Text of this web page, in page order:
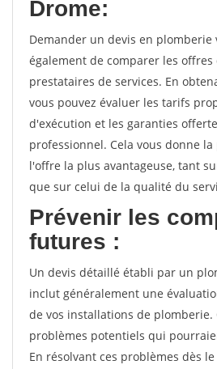
Drome:
Demander un devis en plomberie
également de comparer les
prestataires de services. En
vous pouvez évaluer les tarifs
d'exécution et les garanties
professionnel. Cela vous donne
l'offre la plus avantageuse, tant
que sur celui de la qualité du
Prévenir les
futures :
Un devis détaillé établi par un
inclut généralement une
de vos installations de plomberie.
problèmes potentiels qui
En résolvant ces problèmes dès